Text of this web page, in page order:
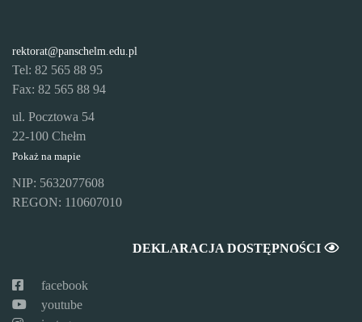
rektorat@panschelm.edu.pl
Tel: 82 565 88 95
Fax: 82 565 88 94
ul. Pocztowa 54
22-100 Chełm
Pokaż na mapie
NIP: 5632077608
REGON: 110607010
DEKLARACJA DOSTĘPNOŚCI
facebook
youtube